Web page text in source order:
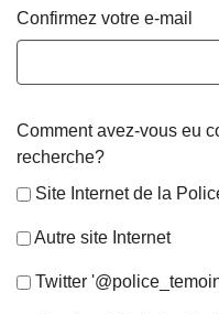
Confirmez votre e-mail
Comment avez-vous eu
recherche?
Site Internet de la
Autre site Internet
Twitter